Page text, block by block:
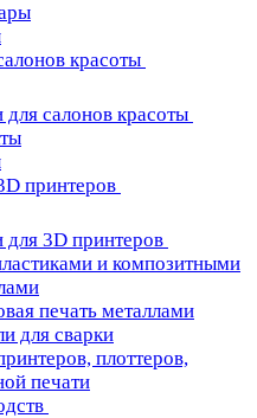
красоты
салонов красоты
принтеров
3D принтеров
и композитными
печать металлами
для сварки
плоттеров,
печати